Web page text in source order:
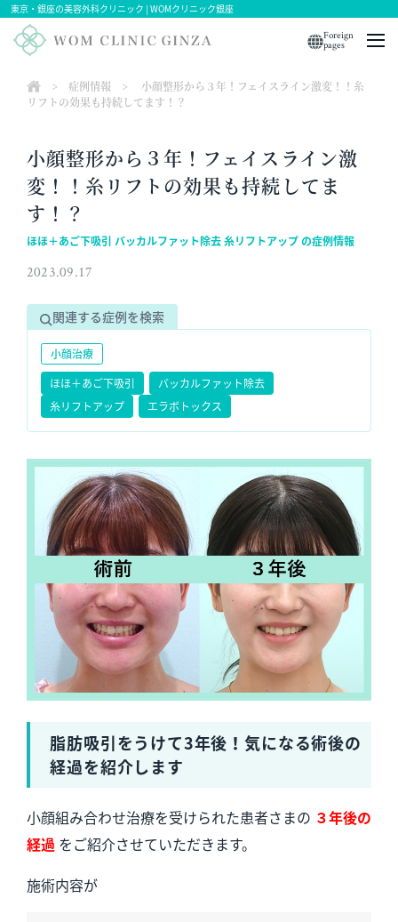
東京・銀座の美容外科クリニック | WOMクリニック銀座
Foreign
pages
> 症例情報 > 小顔整形から３年！フェイスライン激変！！糸
リフトの効果も持続してます！？
小顔整形から３年！フェイスライン激
変！！糸リフトの効果も持続してま
す！？
ほほ＋あご下吸引 バッカルファット除去 糸リフトアップ の症例情報
2023.09.17
関連する症例を検索
小顔治療
ほほ＋あご下吸引
バッカルファット除去
糸リフトアップ
エラボトックス
脂肪吸引をうけて3年後！気になる術後の
経過を紹介します
小顔組み合わせ治療を受けられた患者さまの ３年後の
経過 をご紹介させていただきます。
施術内容が